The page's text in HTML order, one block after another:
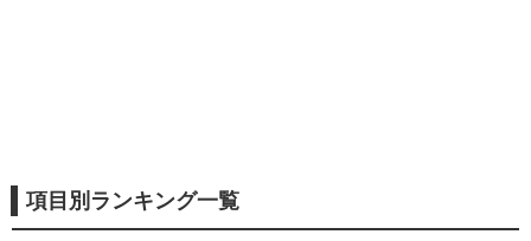
項目別ランキング一覧